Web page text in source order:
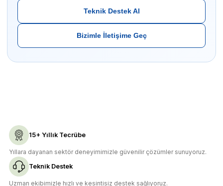
Teknik Destek Al
Bizimle İletişime Geç
15+ Yıllık Tecrübe
Yıllara dayanan sektör deneyimimizle güvenilir çözümler sunuyoruz.
Teknik Destek
Uzman ekibimizle hızlı ve kesintisiz destek sağlıyoruz.